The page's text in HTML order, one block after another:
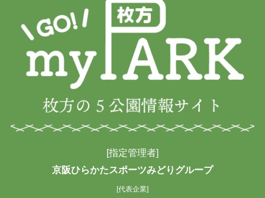
[指定管理者]
京阪ひらかたスポーツみどりグループ
[代表企業]